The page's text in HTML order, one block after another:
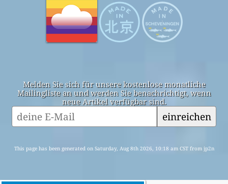
Melden Sie sich für unsere kostenlose monatliche
Mailingliste an und werden Sie benachrichtigt, wenn
neue Artikel verfügbar sind.
einreichen
This page has been generated on Saturday, Aug 8th 2026, 10:18 am CST from jp2n